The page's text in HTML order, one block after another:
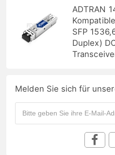
ADTRAN
SFP
Duplex)
Melden Sie sich für